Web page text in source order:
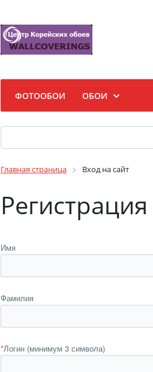
ФОТООБОИ ОБОИ
Главная страница Вход на сайт
Регистрация
Имя
Фамилия
*Логин (минимум 3 символа)